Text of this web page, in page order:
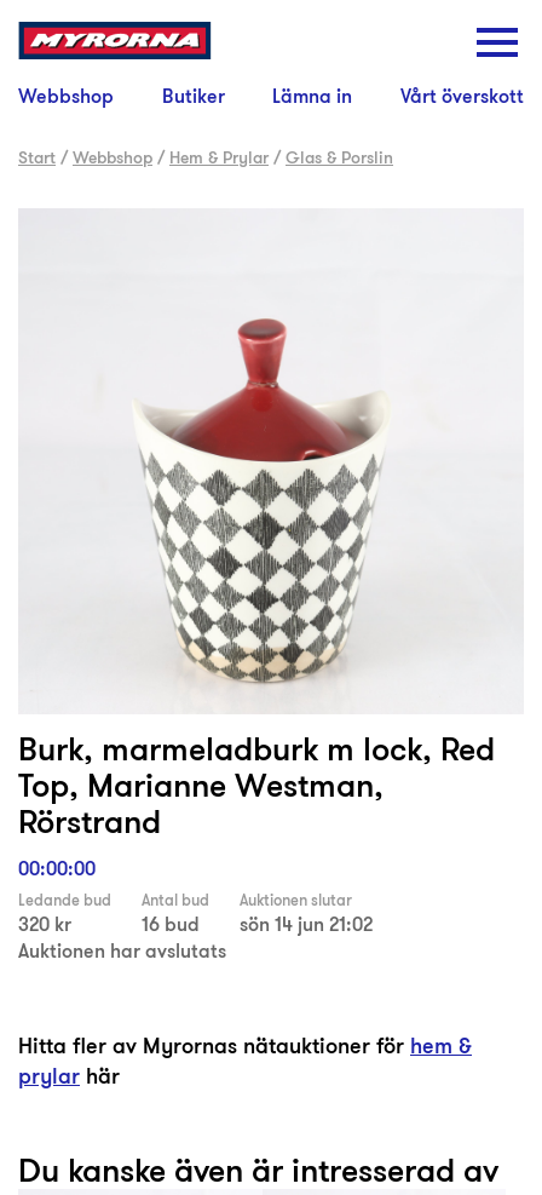
Webbshop Butiker Lämna in Vårt överskott
Start /Webbshop / Hem & Prylar /Glas & Porslin
Burk, marmeladburk m lock, Red
Top, Marianne Westman,
Rörstrand
00:00:00
Ledande bud
320 kr
Antal bud
16 bud
Auktionen slutar
sön 14 jun 21:02
Auktionen har avslutats
Hitta fler av Myrornas nätauktioner för hem &
prylar här
Du kanske även är intresserad av